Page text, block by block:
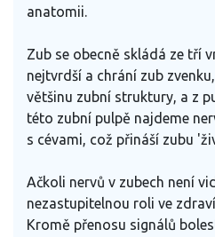
anatomii.
Zub se obecně skládá ze tří
nejtvrdší a chrání zub
většinu zubní struktury, a z
této zubní pulpě najdeme
s cévami, což přináší zubu
Ačkoli nervů v zubech není
nezastupitelnou roli ve
Kromě přenosu signálů